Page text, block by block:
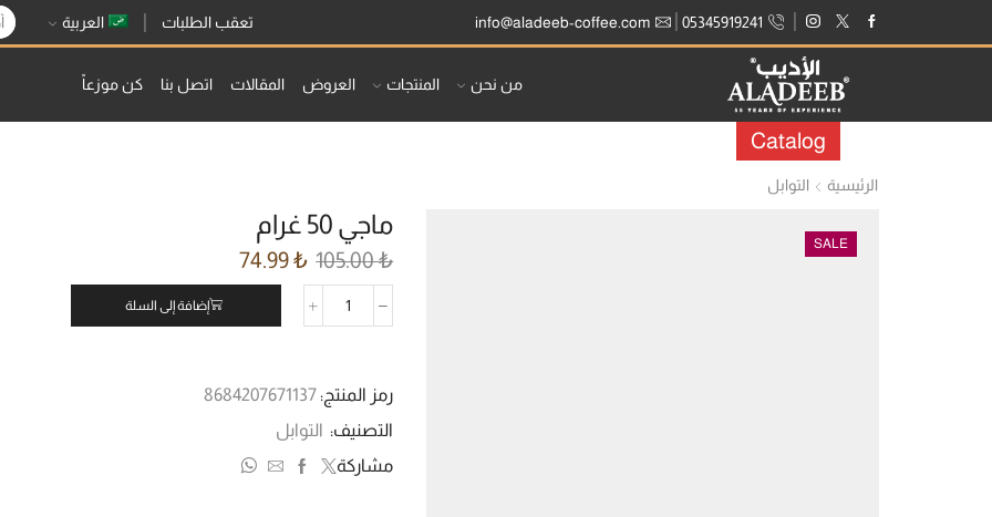
05345919241
info@aladeeb-coffee.com تعقب الطلبات العربية
من نحن المنتجات العروض المقالات اتصل بنا كن موزعاً
Catalog
الرئيسية التوابل
SALE
ماجي 50 غرام
105.00₺
74.99₺
إضافة إلى السلة
رمز المنتج: 8684207671137
التصنيف: التوابل
مشاركة